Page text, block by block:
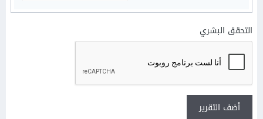
التحقق البشري
أضف التقرير